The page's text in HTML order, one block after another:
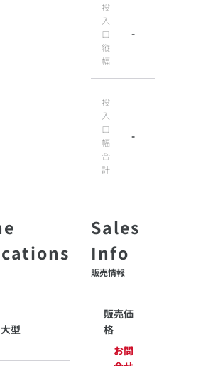
大型
投
入
口
縦
幅
-
投
入
口
幅
合
計
-
販売情報
販売価
格
お問